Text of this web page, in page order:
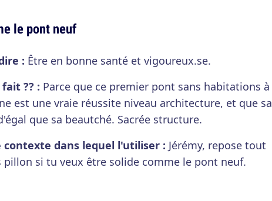
le pont neuf
: Être en bonne santé et vigoureux.se.
?? : Parce que ce premier pont sans habitations à
est une vraie réussite niveau architecture, et que sa
que sa beautché. Sacrée structure.
contexte dans lequel l'utiliser : Jérémy, repose tout
pillon si tu veux être solide comme le pont neuf.